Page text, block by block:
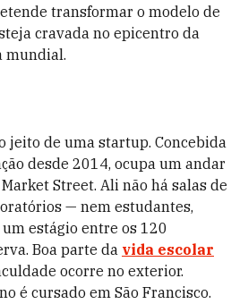
transformar o modelo de
cravada no epicentro da
mundial.
jeito de uma startup. Concebida
desde 2014, ocupa um andar
Street. Ali não há salas de
— nem estudantes,
estágio entre os 120
Boa parte da vida escolar
ocorre no exterior.
é cursado em São Francisco.